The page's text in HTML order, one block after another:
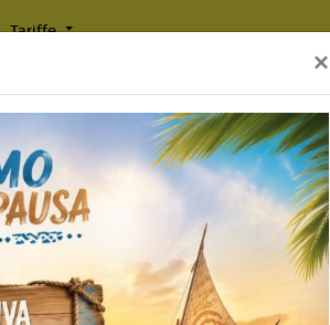
Tariffe
Non ci sono spettacoli legati a questo evento.
×